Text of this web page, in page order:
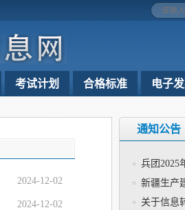
考试计划 合格标准 电子
2024-12-02
2024-12-02
通知公告
兵团2025
新疆生产
关于信息